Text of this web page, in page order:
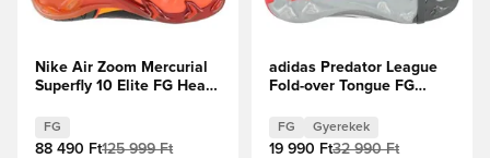
Nike Air Zoom Mercurial
Superfly 10 Elite FG Heat
Crimson
FG
88 490 Ft125 999 Ft
adidas Predator League
Fold-over Tongue FG
Vasfém/Fehér cipők/
Élénkpiros Gyerek
FG Gyerekek
19 990 Ft32 990 Ft